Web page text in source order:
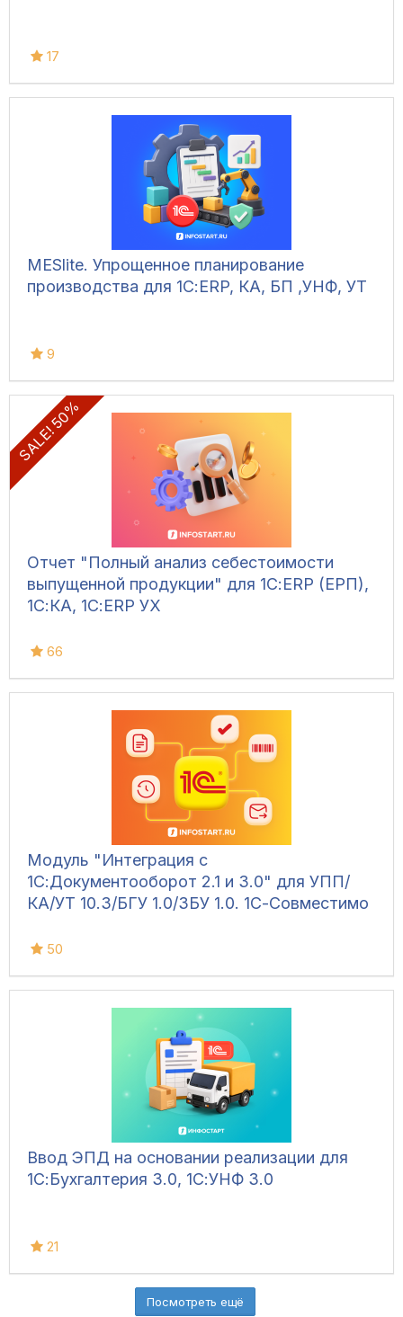
17
MESlite. Упрощенное планирование
производства для 1С:ERP, КА, БП ,УНФ, УТ
9
SALE! 50%
Отчет "Полный анализ себестоимости
выпущенной продукции" для 1С:ERP (ЕРП),
1С:КА, 1С:ERP УХ
66
Модуль "Интеграция с
1С:Документооборот 2.1 и 3.0" для УПП/
КА/УТ 10.3/БГУ 1.0/ЗБУ 1.0. 1С-Совместимо
50
Ввод ЭПД на основании реализации для
1С:Бухгалтерия 3.0, 1С:УНФ 3.0
21
Посмотреть ещё